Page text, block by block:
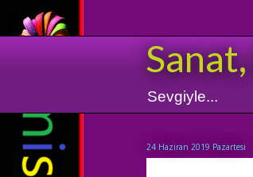
Sevgiyle...
24 Haziran 2019 Pazartesi